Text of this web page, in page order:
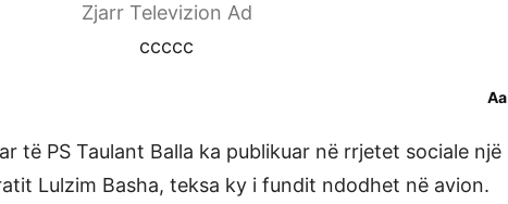
Zjarr Televizion Ad
ccccc
Aa
të PS Taulant Balla ka publikuar në rrjetet sociale një
Lulzim Basha, teksa ky i fundit ndodhet në avion.